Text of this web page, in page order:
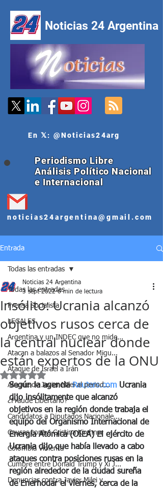
Noticias 24 Argentina
En 𝕏: @Noticias24arg
Periodismo Libre
Análisis Político Nacional
e Internacional
noticias24argentina@gmail.com
Entrada
Todas las entradas
Prensa Socialista
LEGALES
Argentina y un INDEC que no mide...
Atacan a balazos al Senador Migu...
Ataque de Israel a Irán
Ataque de Javier Milei al period...
¿Fraude Libertario?
Candidatos a Diputados Nacionale...
Causas contra Cristina Kirchner
Colombia Violenta
Cumbre entre Donald Trump y Xi J...
Denuncias contra Javier Milei y ...
Todas las entradas
Insólito: Ucrania alcanzó
objetivos rusos cerca de
la central nuclear donde
están expertos de la ONU
Noticias 24 Argentina
3 sept 2022 6 min de lectura
Obtuvo NaN de 5 estrellas.
Según la agencia Reuters.com Ucrania
dijo insólitamente que alcanzó
objetivos en la región donde trabaja el
equipo del Organismo Internacional de
Energía Atómica (OIEA) El ejército de
Ucrania dijo que había llevado a cabo
ataques contra posiciones rusas en la
región alrededor de la ciudad sureña
de Enerhodar el viernes, cerca de la